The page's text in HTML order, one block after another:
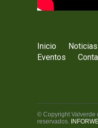
Inicio Noticias
Eventos
© Copyright Valverde
reservados.